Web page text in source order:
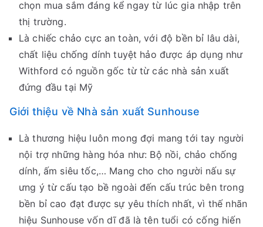
chọn mua sắm đáng kể ngay từ lúc gia nhập trên
thị trường.
Là chiếc chảo cực an toàn, với độ bền bỉ lâu dài,
chất liệu chống dính tuyệt hảo được áp dụng như
Withford có nguồn gốc từ từ các nhà sản xuất
đứng đầu tại Mỹ
Giới thiệu về Nhà sản xuất Sunhouse
Là thương hiệu luôn mong đợi mang tới tay người
nội trợ những hàng hóa như: Bộ nồi, chảo chống
dính, ấm siêu tốc,… Mang cho cho người nấu sự
ưng ý từ cấu tạo bề ngoài đến cấu trúc bên trong
bền bỉ cao đạt được sự yêu thích nhất, vì thế nhãn
hiệu Sunhouse vốn dĩ đã là tên tuổi có cống hiến